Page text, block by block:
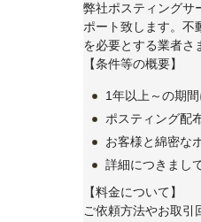
弊社ポスティングサ
ポート致します。不
を必要とする業者さ
【条件等の概要】
1年以上～の期
ポスティング配
お客様と綿密な
詳細につきまし
【料金について】
ご依頼方法やお取引